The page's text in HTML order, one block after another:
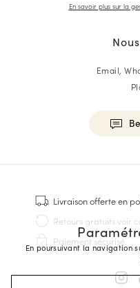
En poursuivant la navigation
En savoir plus sur la
Email,
Baskets
Cousu Goodyear
Derbies & Richelieu
Richelieus Homme
Sandales & Espadrilles
Livraison offerteen
Retours gratuitsvoir
Paiement sécurisé